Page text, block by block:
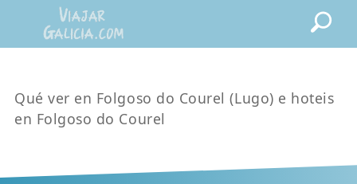
Qué ver en Folgoso do Courel (Lugo) e hoteis
en Folgoso do Courel